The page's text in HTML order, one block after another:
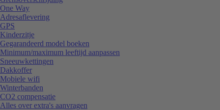
One Way
Adresaflevering
GPS
Kinderzitje
Gegarandeerd model boeken
Minimum/maximum leeftijd aanpassen
Sneeuwkettingen
Dakkoffer
Mobiele wifi
Winterbanden
CO2 compensatie
Alles over extra's aanvragen